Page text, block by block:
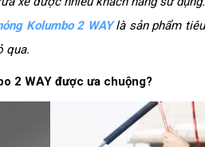
Kolumbo 2 WAYlà sản phẩm tiêu
qua.
2 WAY được ưa chuộng?